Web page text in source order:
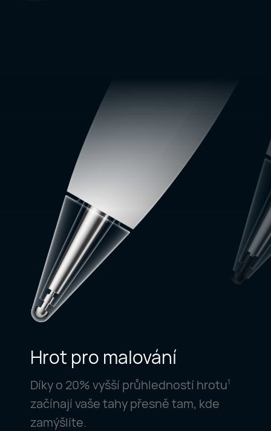
Hrot pro malování
Díky o 20% vyšší průhledností hrotu1
začínají vaše tahy přesně tam, kde
zamýšlíte.